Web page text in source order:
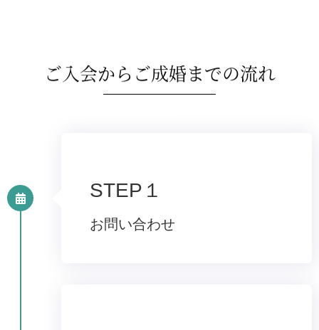
ご入会からご成婚までの流れ
STEP１
お問い合わせ